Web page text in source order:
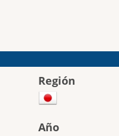
Región
Año